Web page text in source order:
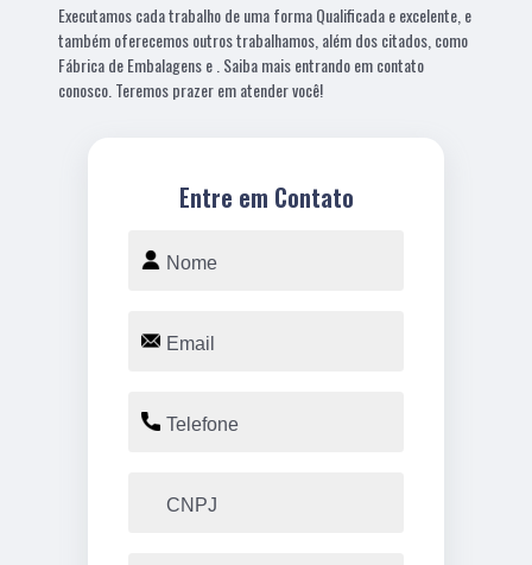
Executamos cada trabalho de uma forma Qualificada e excelente, e
também oferecemos outros trabalhamos, além dos citados, como
Fábrica de Embalagens e . Saiba mais entrando em contato
conosco. Teremos prazer em atender você!
Entre em Contato